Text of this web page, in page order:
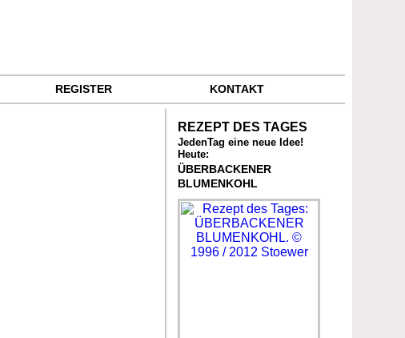
REGISTER KONTAKT
REZEPT DES TAGES
JedenTag eine neue Idee!
Heute:
ÜBERBACKENER
BLUMENKOHL